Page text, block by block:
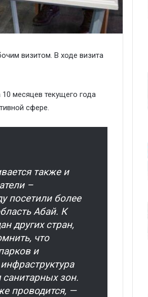
визитом. В ходе визита
месяцев текущего года
сфере.
также и
–
посетили более
Абай. К
других стран,
что
и
зон.
проводится, —